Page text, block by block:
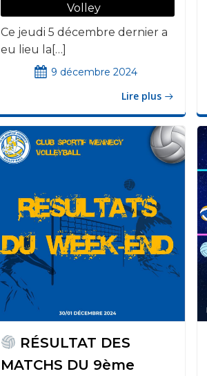
Volley
Ce jeudi 5 décembre dernier a
eu lieu la[…]
9 décembre 2024
Lire plus
RÉSULTAT DES
MATCHS DU 9ème